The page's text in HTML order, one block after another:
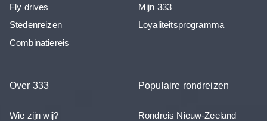
Fly drives
Stedenreizen
Combinatiereis
Mijn 333
Loyaliteitsprogramma
Over 333
Wie zijn wij?
Populaire rondreizen
Rondreis Nieuw-Zeeland